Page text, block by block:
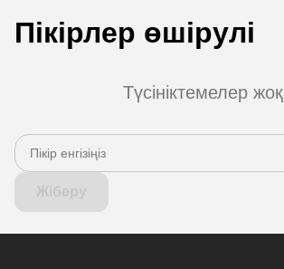
Пікірлер өшірулі
Түсініктемелер жоқ